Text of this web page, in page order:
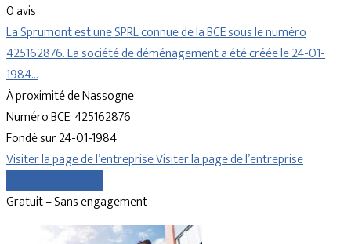
0 avis
La Sprumont est une SPRL connue de la BCE sous le numéro
425162876. La société de déménagement a été créée le 24-01-
1984…
À proximité de Nassogne
Numéro BCE: 425162876
Fondé sur 24-01-1984
Visiter la page de l’entrepriseVisiter la page de l’entreprise
Gratuit – Sans engagement